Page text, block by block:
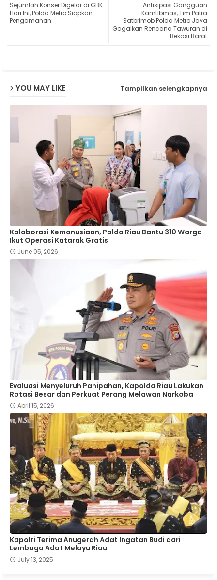
ter
ap
Antisipasi Gangguan
Kamtibmas, Tim Patra
Satbrimob Polda Metro Jaya
Gagalkan Rencana Tawuran di
Bekasi Barat
Sejumlah Konser Digelar di GBK
Hari Ini, Polda Metro Siapkan
Pengamanan
YOU MAY LIKE Tampilkan selengkapnya
Kolaborasi Kemanusiaan, Polda Riau Bantu 310 Warga
Ikut Operasi Katarak Gratis
June 05, 2026
Evaluasi Menyeluruh Panipahan, Kapolda Riau Lakukan
Rotasi Besar dan Perkuat Perang Melawan Narkoba
April 15, 2026
Kapolri Terima Anugerah Adat Ingatan Budi dari
Lembaga Adat Melayu Riau
July 13, 2025